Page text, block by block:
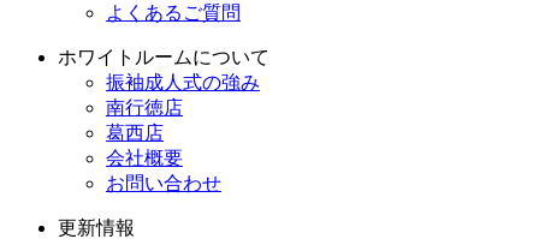
よくあるご質問
ホワイトルームについて
振袖成人式の強み
南行徳店
葛西店
会社概要
お問い合わせ
更新情報